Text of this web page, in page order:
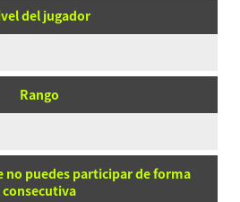
del jugador
Rango
no puedes participar de forma
consecutiva